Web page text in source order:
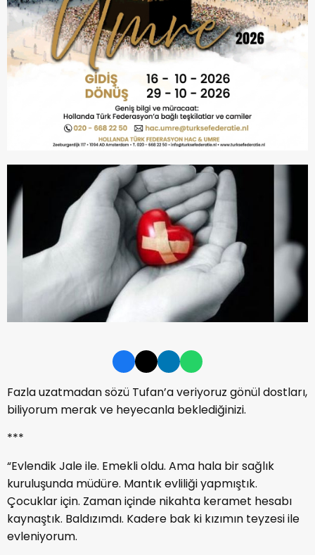
Fazla uzatmadan sözü Tufan’a veriyoruz gönül dostları,
biliyorum merak ve heyecanla beklediğinizi.
***
“Evlendik Jale ile. Emekli oldu. Ama hala bir sağlık
kuruluşunda müdüre. Mantık evliliği yapmıştık.
Çocuklar için. Zaman içinde nikahta keramet hesabı
kaynaştık. Baldızımdı. Kadere bak ki kızımın teyzesi ile
evleniyorum.